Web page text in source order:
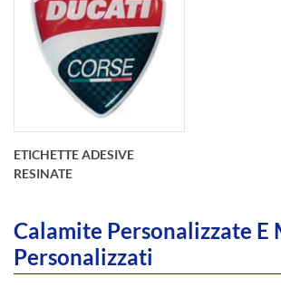
Calendari Magnetici
ETICHETTE ADESIVE
RESINATE
Calamite Personalizzate E
Personalizzati